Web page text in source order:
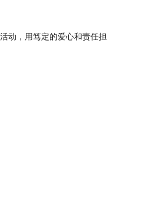
动，用笃定的爱心和责任担